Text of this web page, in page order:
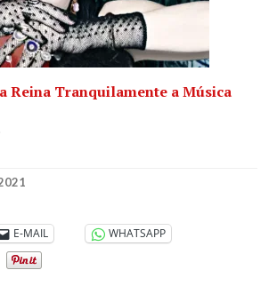
Reina Tranquilamente a Música
E-MAIL
WHATSAPP